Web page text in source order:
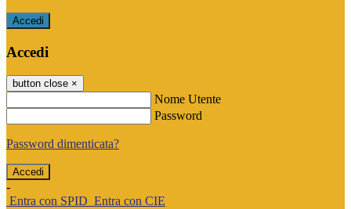
Accedi
Accedi
button close ×
Nome Utente
Password
Password dimenticata?
-
Entra con SPID Entra con CIE